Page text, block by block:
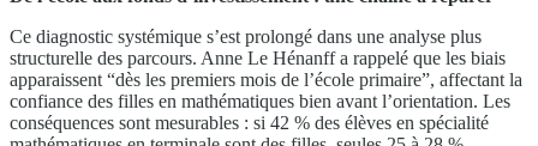
Ce diagnostic systémique s’est prolongé dans une analyse plus
structurelle des parcours. Anne Le Hénanff a rappelé que les biais
apparaissent “dès les premiers mois de l’école primaire”, affectant la
confiance des filles en mathématiques bien avant l’orientation. Les
conséquences sont mesurables : si 42 % des élèves en spécialité